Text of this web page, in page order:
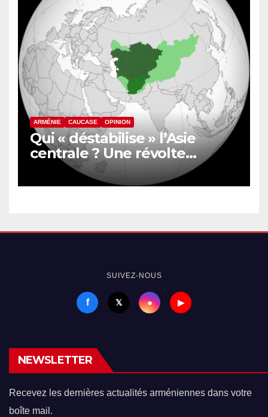
ARMÉNIE CAUCASE OPINION
Qui « déstabilise » l’Asie
centrale ? Une révolte
inquiète le nord de
l’Afghanistan
SUIVEZ-NOUS
f 𝕏 ● ▶
NEWSLETTER
Recevez les dernières actualités arméniennes dans votre
boîte mail.